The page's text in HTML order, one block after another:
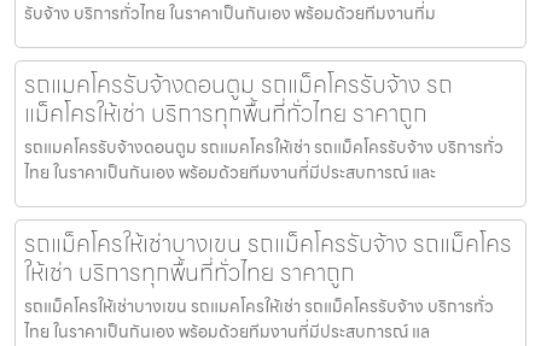
รับจ้าง บริการทั่วไทย ในราคาเป็นกันเอง พร้อมด้วยทีมงานที่ม
รถแมคโครรับจ้างดอนตูม รถแม็คโครรับจ้าง รถ
แม็คโครให้เช่า บริการทุกพื้นที่ทั่วไทย ราคาถูก
รถแมคโครรับจ้างดอนตูม รถแมคโครให้เช่า รถแม็คโครรับจ้าง บริการทั่ว
ไทย ในราคาเป็นกันเอง พร้อมด้วยทีมงานที่มีประสบการณ์ และ
รถแม็คโครให้เช่าบางเขน รถแม็คโครรับจ้าง รถแม็คโคร
ให้เช่า บริการทุกพื้นที่ทั่วไทย ราคาถูก
รถแม็คโครให้เช่าบางเขน รถแมคโครให้เช่า รถแม็คโครรับจ้าง บริการทั่ว
ไทย ในราคาเป็นกันเอง พร้อมด้วยทีมงานที่มีประสบการณ์ แล